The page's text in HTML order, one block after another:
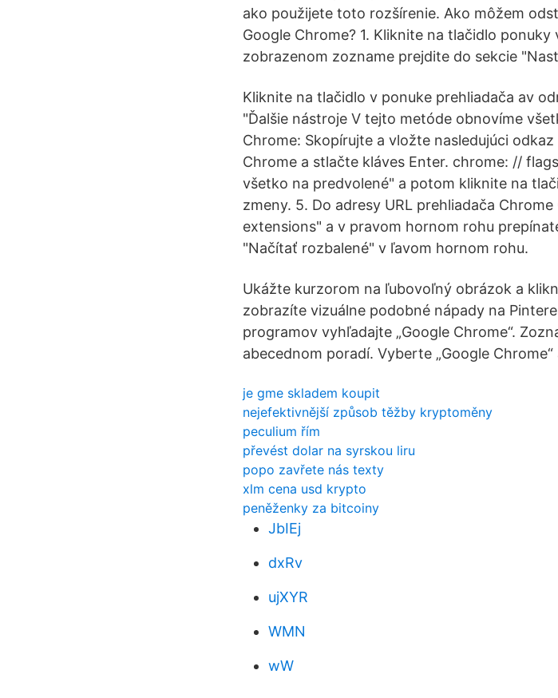
ako použijete toto rozšírenie. Ako môžem
Google Chrome? 1. Kliknite na tlačidlo
zobrazenom zozname prejdite do sekcie
Kliknite na tlačidlo v ponuke prehliadača av
"Ďalšie nástroje V tejto metóde obnovíme
Chrome: Skopírujte a vložte nasledujúci
Chrome a stlačte kláves Enter. chrome: //
všetko na predvolené" a potom kliknite na
zmeny. 5. Do adresy URL prehliadača
extensions" a v pravom hornom rohu
"Načítať rozbalené" v ľavom hornom rohu.
Ukážte kurzorom na ľubovoľný obrázok a
zobrazíte vizuálne podobné nápady na
programov vyhľadajte „Google Chrome“.
abecednom poradí. Vyberte „Google Chrome“
je gme skladem koupit
nejefektivnější způsob těžby kryptoměny
peculium řím
převést dolar na syrskou liru
popo zavřete nás texty
xlm cena usd krypto
peněženky za bitcoiny
JbIEj
dxRv
ujXYR
WMN
wW